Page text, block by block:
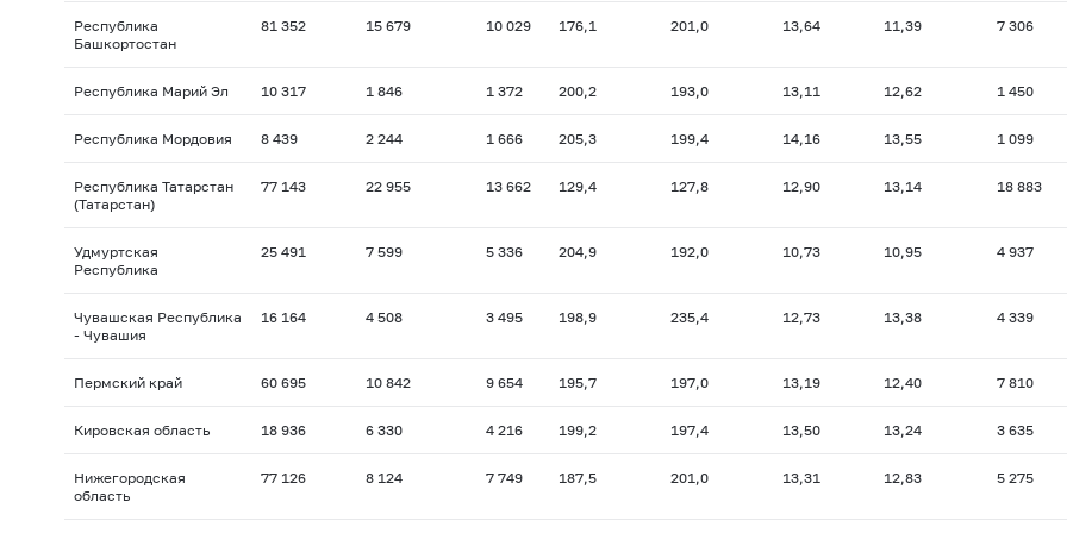
Республика
Башкортостан
81 352 15 679 10 029 176,1 201,0 13,64 11,39 7 306
Республика Марий Эл 10 317 1 846 1 372 200,2 193,0 13,11 12,62 1 450
Республика Мордовия 8 439 2 244 1 666 205,3 199,4 14,16 13,55 1 099
Республика Татарстан
(Татарстан)
77 143 22 955 13 662 129,4 127,8 12,90 13,14 18 883
Удмуртская
Республика
25 491 7 599 5 336 204,9 192,0 10,73 10,95 4 937
Чувашская Республика
- Чувашия
16 164 4 508 3 495 198,9 235,4 12,73 13,38 4 339
Пермский край 60 695 10 842 9 654 195,7 197,0 13,19 12,40 7 810
Кировская область 18 936 6 330 4 216 199,2 197,4 13,50 13,24 3 635
Нижегородская
область
77 126 8 124 7 749 187,5 201,0 13,31 12,83 5 275